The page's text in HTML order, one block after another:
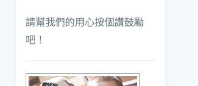
請幫我們的用心按個讚鼓勵
吧！